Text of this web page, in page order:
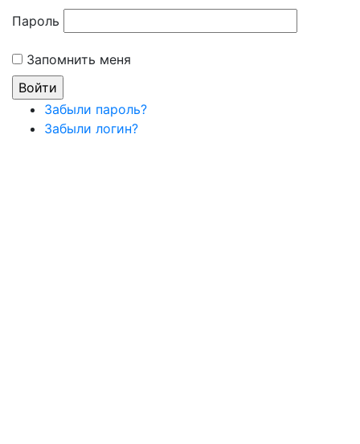
Пароль
Запомнить меня
Забыли пароль?
Забыли логин?